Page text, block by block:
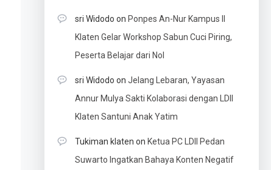
sri Widodo on Ponpes An-Nur Kampus II
Klaten Gelar Workshop Sabun Cuci Piring,
Peserta Belajar dari Nol
sri Widodo on Jelang Lebaran, Yayasan
Annur Mulya Sakti Kolaborasi dengan LDII
Klaten Santuni Anak Yatim
Tukiman klaten on Ketua PC LDII Pedan
Suwarto Ingatkan Bahaya Konten Negatif